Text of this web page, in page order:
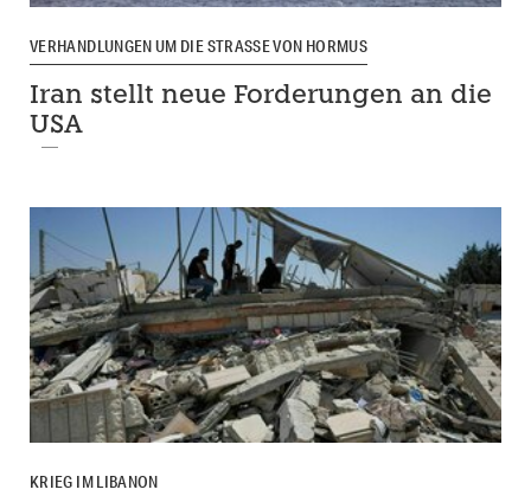
VERHANDLUNGEN UM DIE STRASSE VON HORMUS
Iran stellt neue Forderungen an die
USA
KRIEG IM LIBANON